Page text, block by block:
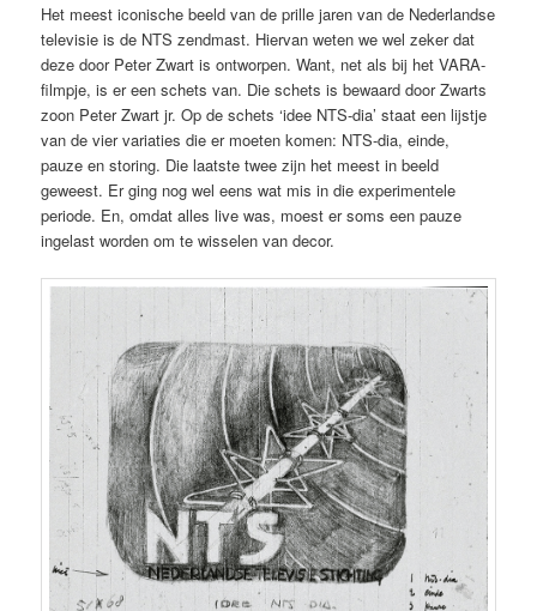
Het meest iconische beeld van de prille jaren van de Nederlandse
televisie is de NTS zendmast. Hiervan weten we wel zeker dat
deze door Peter Zwart is ontworpen. Want, net als bij het VARA-
filmpje, is er een schets van. Die schets is bewaard door Zwarts
zoon Peter Zwart jr. Op de schets ‘idee NTS-dia’ staat een lijstje
van de vier variaties die er moeten komen: NTS-dia, einde,
pauze en storing. Die laatste twee zijn het meest in beeld
geweest. Er ging nog wel eens wat mis in die experimentele
periode. En, omdat alles live was, moest er soms een pauze
ingelast worden om te wisselen van decor.